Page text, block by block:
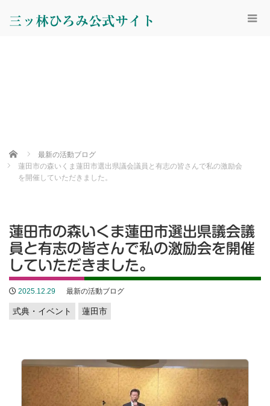
三ッ林ひろみ公式サイト
Home
最新の活動ブログ
蓮田市の森いくま蓮田市選出県議会議員と有志の皆さんで私の激励会
を開催していただきました。
蓮田市の森いくま蓮田市選出県議会議
員と有志の皆さんで私の激励会を開催
していただきました。
2025.12.29 最新の活動ブログ
式典・イベント 蓮田市